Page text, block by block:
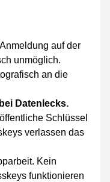
auf der
unmöglich.
an die
Datenlecks.
Schlüssel
verlassen das
Kein
funktionieren